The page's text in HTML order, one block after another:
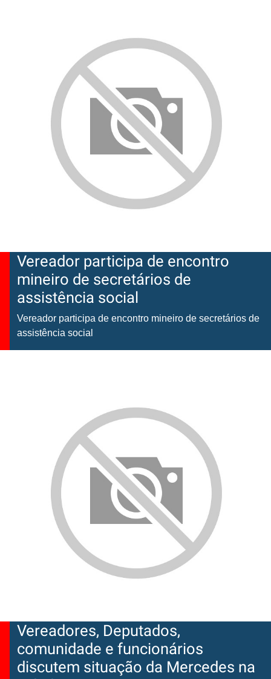
Vereador participa de encontro
mineiro de secretários de
assistência social
Vereador participa de encontro mineiro de secretários de
assistência social
Vereadores, Deputados,
comunidade e funcionários
discutem situação da Mercedes na